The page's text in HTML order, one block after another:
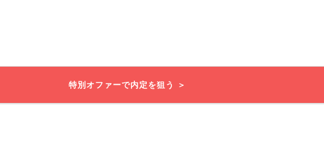
特別オファーで内定を狙う ＞